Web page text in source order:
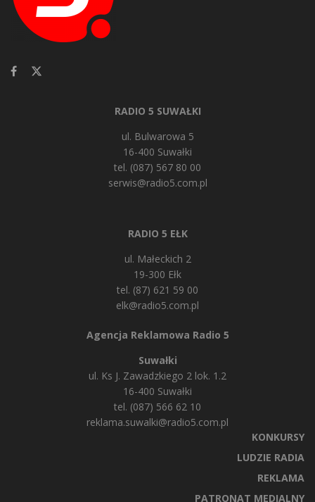
RADIO 5 SUWAŁKI
ul. Bulwarowa 5
16-400 Suwałki
tel. (087) 567 80 00
serwis@radio5.com.pl
RADIO 5 EŁK
ul. Małeckich 2
19-300 Ełk
tel. (87) 621 59 00
elk@radio5.com.pl
Agencja Reklamowa Radio 5
Suwałki
ul. Ks J. Zawadzkiego 2 lok. 1.2
16-400 Suwałki
tel. (087) 566 62 10
reklama.suwalki@radio5.com.pl
KONKURSY
LUDZIE RADIA
REKLAMA
PATRONAT MEDIALNY